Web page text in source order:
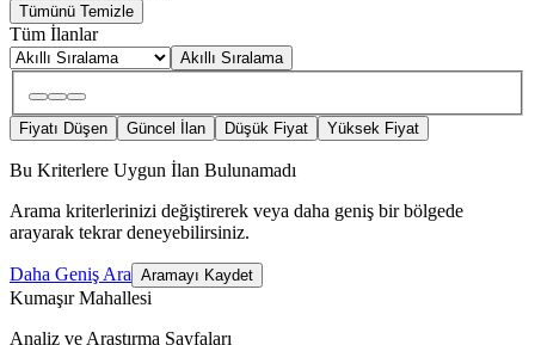
Tümünü Temizle
Tüm İlanlar
Akıllı Sıralama
Fiyatı Düşen Güncel İlan Düşük Fiyat Yüksek Fiyat
Bu Kriterlere Uygun İlan Bulunamadı
Arama kriterlerinizi değiştirerek veya daha geniş bir bölgede
arayarak tekrar deneyebilirsiniz.
Daha Geniş Ara Aramayı Kaydet
Kumaşır Mahallesi
Analiz ve Araştırma Sayfaları